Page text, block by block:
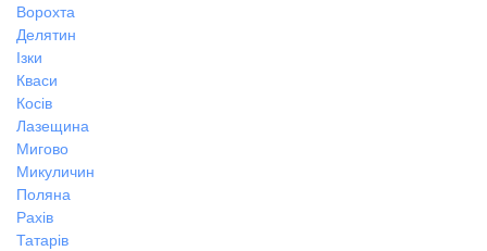
Ворохта
Делятин
Ізки
Кваси
Косів
Лазещина
Мигово
Микуличин
Поляна
Рахів
Татарів